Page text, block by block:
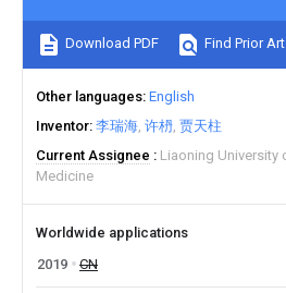
Download PDF Find Prior Art
Other languages English
Inventor 李瑞海 许枬 贾天柱
Current Assignee
Liaoning University
Medicine
Worldwide applications
2019
CN